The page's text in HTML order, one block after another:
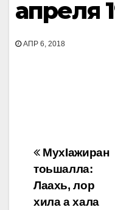
апреля
АПР 6, 2018
по
записям
МухIажиран
тоьшалла:
Лаахь, лор
хила а хала